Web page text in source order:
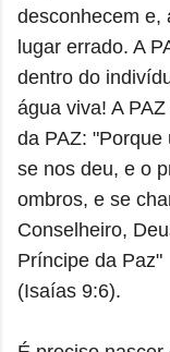
desconhecem e,
lugar errado. A
dentro do
água viva! A
da PAZ:
se nos deu, e o
ombros, e se
Conselheiro,
Príncipe da Paz"
(Isaías 9:6).